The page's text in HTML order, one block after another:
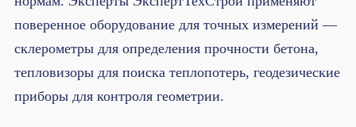
поверенное оборудование для точных измерений —
склерометры для определения прочности бетона,
тепловизоры для поиска теплопотерь, геодезические
приборы для контроля геометрии.